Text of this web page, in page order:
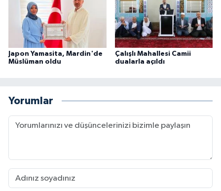
Japon Yamasita, Mardin'de
Müslüman oldu
Çalışlı Mahallesi Camii
dualarla açıldı
Yorumlar
Konya Müftülüğü
Kütahya Müftülüğü
Manisa Müftülüğü
Muğla Müftülüğü